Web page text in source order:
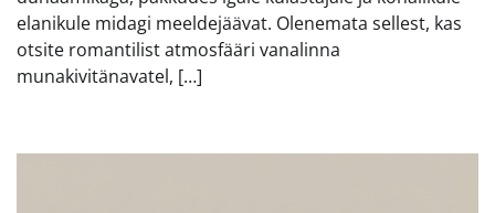
elanikule midagi meeldejäävat. Olenemata sellest, kas
otsite romantilist atmosfääri vanalinna
munakivitänavatel, […]